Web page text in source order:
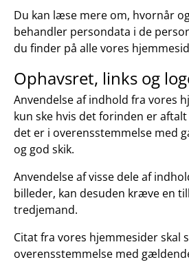
Du kan læse mere om, hvornår
behandler persondata i de
du finder på alle vores
Ophavsret, links og
Anvendelse af indhold fra vores
kun ske hvis det forinden er
det er i overensstemmelse med
og god skik.
Anvendelse af visse dele af
billeder, kan desuden kræve en
tredjemand.
Citat fra vores hjemmesider skal
overensstemmelse med